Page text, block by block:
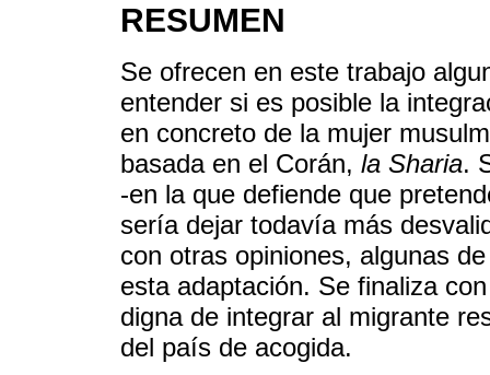
RESUMEN
Se ofrecen en este trabajo
entender si es posible la
en concreto de la mujer
basada en el Corán, la Sharia.
-en la que defiende que
sería dejar todavía más
con otras opiniones, algunas
esta adaptación. Se finaliza
digna de integrar al migrante
del país de acogida.